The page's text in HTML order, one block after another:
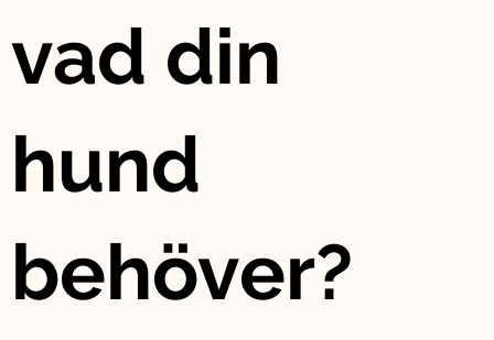
vad din
hund
behöver?